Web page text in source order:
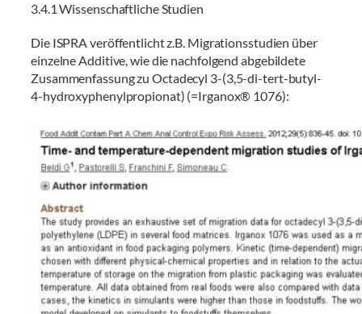
3.4.1 Wissenschaftliche Studien
Die ISPRA veröffentlicht z.B. Migrationsstudien über
einzelne Additive, wie die nachfolgend abgebildete
Zusammenfassung zu Octadecyl 3-(3,5-di-tert-butyl-
4-hydroxyphenylpropionat) (=Irganox® 1076):